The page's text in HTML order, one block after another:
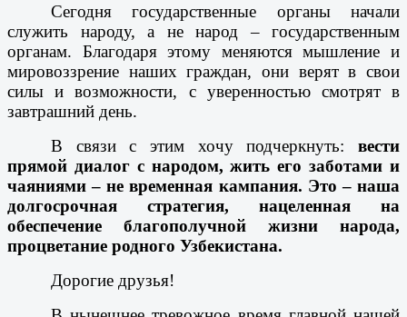
Сегодня государственные органы начали
служить народу, а не народ – государственным
органам. Благодаря этому меняются мышление и
мировоззрение наших граждан, они верят в свои
силы и возможности, с уверенностью смотрят в
завтрашний день.
В связи с этим хочу подчеркнуть: вести
прямой диалог с народом, жить его заботами и
чаяниями – не временная кампания. Это – наша
долгосрочная стратегия, нацеленная на
обеспечение благополучной жизни народа,
процветание родного Узбекистана.
Дорогие друзья!